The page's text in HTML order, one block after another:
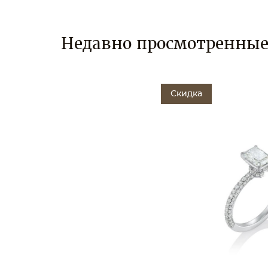
Недавно просмотренные
Скидка